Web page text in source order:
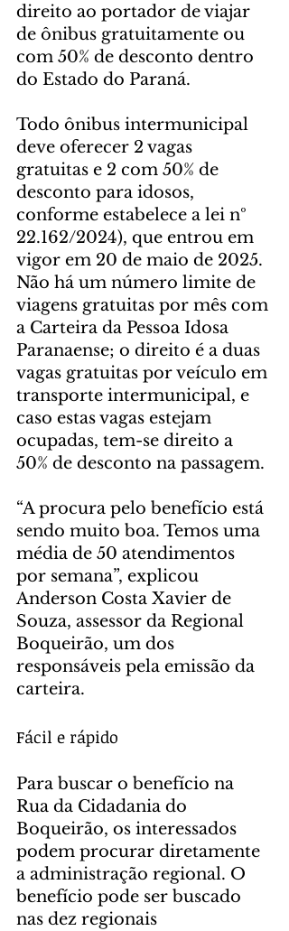
direito ao portador de viajar
de ônibus gratuitamente ou
com 50% de desconto dentro
do Estado do Paraná.
Todo ônibus intermunicipal
deve oferecer 2 vagas
gratuitas e 2 com 50% de
desconto para idosos,
conforme estabelece a lei nº
22.162/2024), que entrou em
vigor em 20 de maio de 2025.
Não há um número limite de
viagens gratuitas por mês com
a Carteira da Pessoa Idosa
Paranaense; o direito é a duas
vagas gratuitas por veículo em
transporte intermunicipal, e
caso estas vagas estejam
ocupadas, tem-se direito a
50% de desconto na passagem.
“A procura pelo benefício está
sendo muito boa. Temos uma
média de 50 atendimentos
por semana”, explicou
Anderson Costa Xavier de
Souza, assessor da Regional
Boqueirão, um dos
responsáveis pela emissão da
carteira.
Fácil e rápido
Para buscar o benefício na
Rua da Cidadania do
Boqueirão, os interessados
podem procurar diretamente
a administração regional. O
benefício pode ser buscado
nas dez regionais